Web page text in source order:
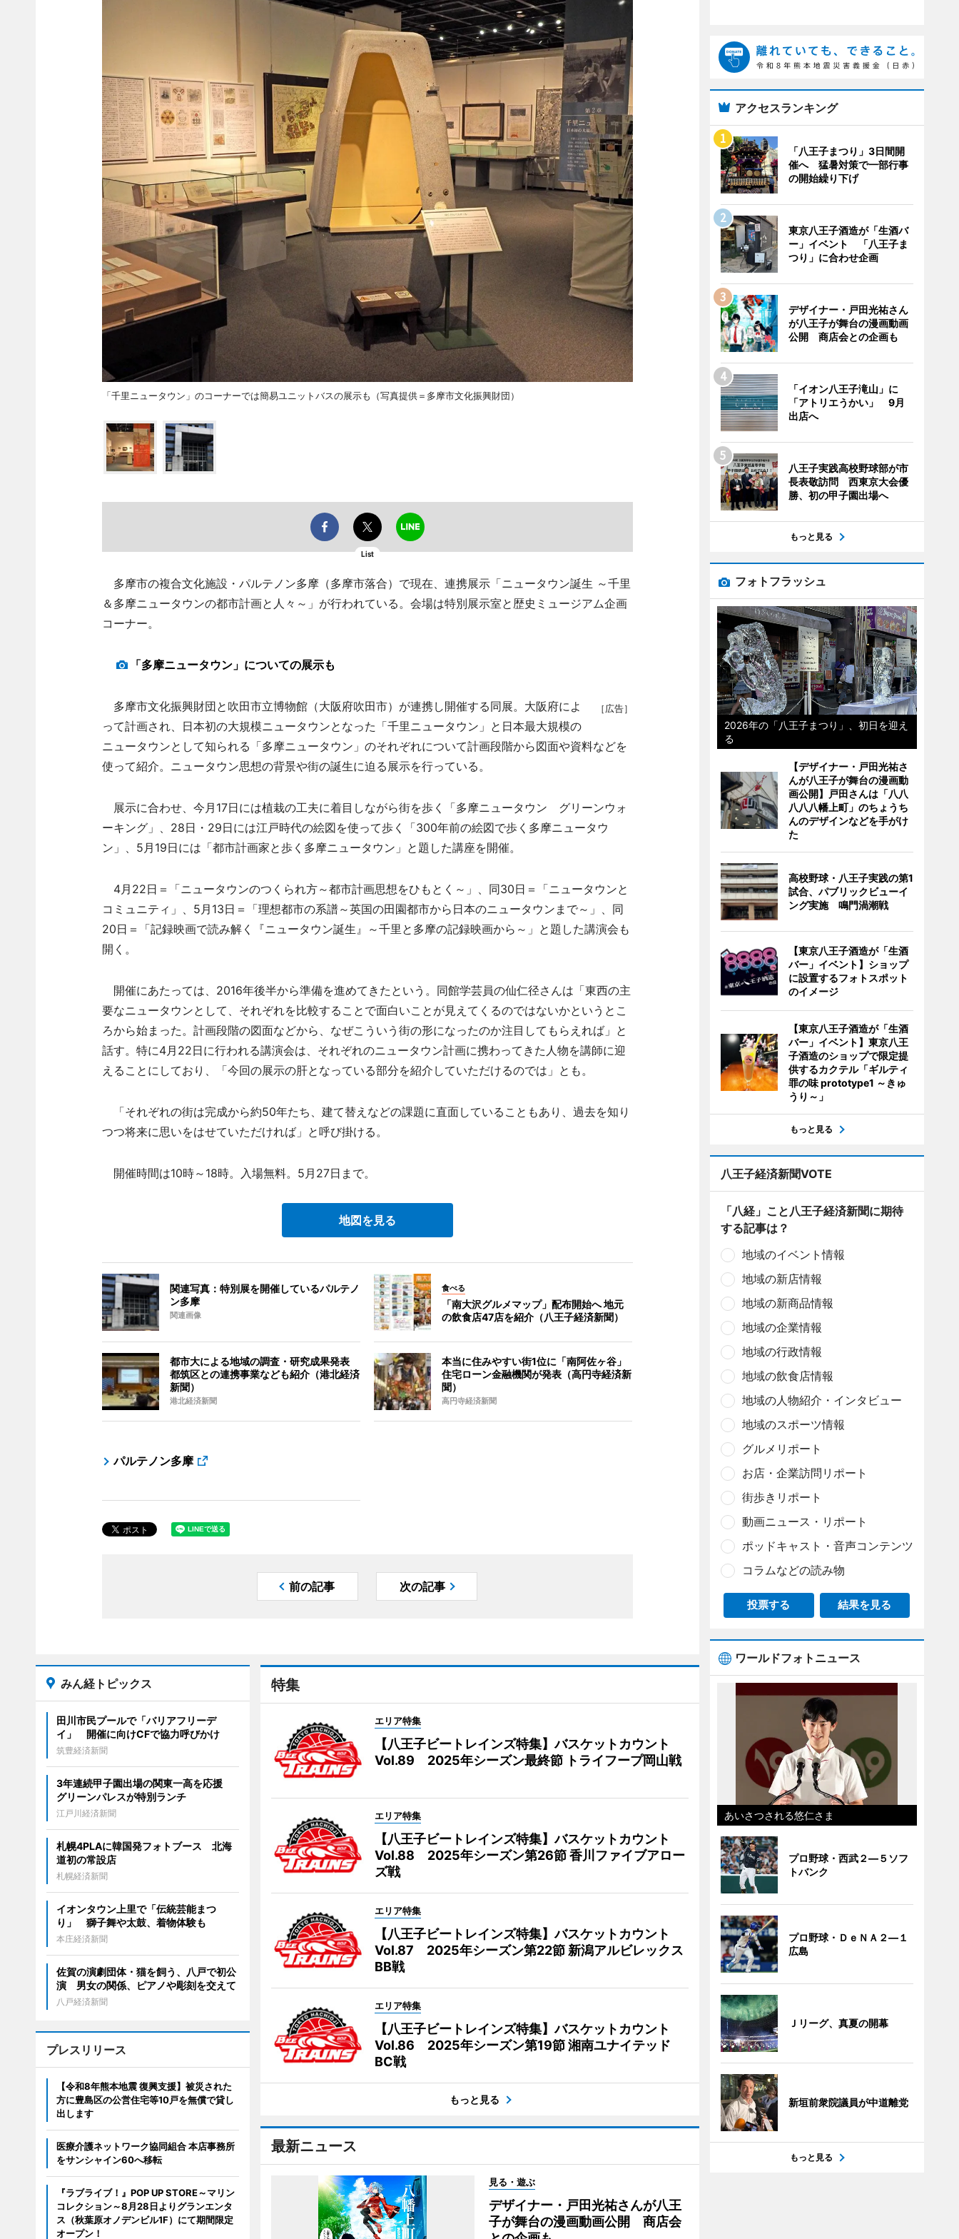
「千里ニュータウン」のコーナーでは簡易ユニットバスの展示も（写真提供＝多摩市文化振興財団）
List
多摩市の複合文化施設・パルテノン多摩（多摩市落合）で現在、連携展示「ニュータウン誕生 ～千里
＆多摩ニュータウンの都市計画と人々～」が行われている。会場は特別展示室と歴史ミュージアム企画
コーナー。
「多摩ニュータウン」についての展示も
［広告］
多摩市文化振興財団と吹田市立博物館（大阪府吹田市）が連携し開催する同展。大阪府によ
って計画され、日本初の大規模ニュータウンとなった「千里ニュータウン」と日本最大規模の
ニュータウンとして知られる「多摩ニュータウン」のそれぞれについて計画段階から図面や資料などを
使って紹介。ニュータウン思想の背景や街の誕生に迫る展示を行っている。
展示に合わせ、今月17日には植栽の工夫に着目しながら街を歩く「多摩ニュータウン グリーンウォ
ーキング」、28日・29日には江戸時代の絵図を使って歩く「300年前の絵図で歩く多摩ニュータウ
ン」、5月19日には「都市計画家と歩く多摩ニュータウン」と題した講座を開催。
4月22日＝「ニュータウンのつくられ方～都市計画思想をひもとく～」、同30日＝「ニュータウンと
コミュニティ」、5月13日＝「理想都市の系譜～英国の田園都市から日本のニュータウンまで～」、同
20日＝「記録映画で読み解く『ニュータウン誕生』～千里と多摩の記録映画から～」と題した講演会も
開く。
開催にあたっては、2016年後半から準備を進めてきたという。同館学芸員の仙仁径さんは「東西の主
要なニュータウンとして、それぞれを比較することで面白いことが見えてくるのではないかというとこ
ろから始まった。計画段階の図面などから、なぜこういう街の形になったのか注目してもらえれば」と
話す。特に4月22日に行われる講演会は、それぞれのニュータウン計画に携わってきた人物を講師に迎
えることにしており、「今回の展示の肝となっている部分を紹介していただけるのでは」とも。
「それぞれの街は完成から約50年たち、建て替えなどの課題に直面していることもあり、過去を知り
つつ将来に思いをはせていただければ」と呼び掛ける。
開催時間は10時～18時。入場無料。5月27日まで。
地図を見る
関連写真：特別展を開催しているパルテノ
ン多摩
関連画像
食べる
「南大沢グルメマップ」配布開始へ 地元
の飲食店47店を紹介（八王子経済新聞）
都市大による地域の調査・研究成果発表
都筑区との連携事業なども紹介（港北経済
新聞）
港北経済新聞
本当に住みやすい街1位に「南阿佐ヶ谷」
住宅ローン金融機関が発表（高円寺経済新
聞）
高円寺経済新聞
パルテノン多摩
前の記事 次の記事
特集
エリア特集
【八王子ビートレインズ特集】バスケットカウント
Vol.89 2025年シーズン最終節 トライフープ岡山戦
エリア特集
【八王子ビートレインズ特集】バスケットカウント
Vol.88 2025年シーズン第26節 香川ファイブアロー
ズ戦
エリア特集
【八王子ビートレインズ特集】バスケットカウント
Vol.87 2025年シーズン第22節 新潟アルビレックス
BB戦
エリア特集
【八王子ビートレインズ特集】バスケットカウント
Vol.86 2025年シーズン第19節 湘南ユナイテッド
BC戦
もっと見る
最新ニュース
見る・遊ぶ
デザイナー・戸田光祐さんが八王
子が舞台の漫画動画公開 商店会
みん経トピックス
田川市民プールで「バリアフリーデ
イ」 開催に向けCFで協力呼びかけ
筑豊経済新聞
3年連続甲子園出場の関東一高を応援
グリーンパレスが特別ランチ
江戸川経済新聞
札幌4PLAに韓国発フォトブース 北海
道初の常設店
札幌経済新聞
イオンタウン上里で「伝統芸能まつ
り」 獅子舞や太鼓、着物体験も
本庄経済新聞
佐賀の演劇団体・猫を飼う、八戸で初公
演 男女の関係、ピアノや彫刻を交えて
八戸経済新聞
プレスリリース
【令和8年熊本地震 復興支援】被災された
方に豊島区の公営住宅等10戸を無償で貸し
出します
医療介護ネットワーク協同組合 本店事務所
をサンシャイン60へ移転
『ラブライブ！』POP UP STORE～マリン
コレクション～8月28日よりグランエンタ
ス（秋葉原オノデンビル1F）にて期間限定
オープン！
アクセスランキング
「八王子まつり」3日間開
催へ 猛暑対策で一部行事
の開始繰り下げ
東京八王子酒造が「生酒バ
ー」イベント 「八王子ま
つり」に合わせ企画
デザイナー・戸田光祐さん
が八王子が舞台の漫画動画
公開 商店会との企画も
「イオン八王子滝山」に
「アトリエうかい」 9月
出店へ
八王子実践高校野球部が市
長表敬訪問 西東京大会優
勝、初の甲子園出場へ
もっと見る
フォトフラッシュ
2026年の「八王子まつり」、初日を迎え
る
【デザイナー・戸田光祐さ
んが八王子が舞台の漫画動
画公開】戸田さんは「八八
八八八幡上町」のちょうち
んのデザインなどを手がけ
た
高校野球・八王子実践の第1
試合、パブリックビューイ
ング実施 鳴門渦潮戦
【東京八王子酒造が「生酒
バー」イベント】ショップ
に設置するフォトスポット
のイメージ
【東京八王子酒造が「生酒
バー」イベント】東京八王
子酒造のショップで限定提
供するカクテル「ギルティ
罪の味 prototype1 ～きゅ
うり～」
もっと見る
八王子経済新聞VOTE
「八経」こと八王子経済新聞に期待
する記事は？
地域のイベント情報
地域の新店情報
地域の新商品情報
地域の企業情報
地域の行政情報
地域の飲食店情報
地域の人物紹介・インタビュー
地域のスポーツ情報
グルメリポート
お店・企業訪問リポート
街歩きリポート
動画ニュース・リポート
ポッドキャスト・音声コンテンツ
コラムなどの読み物
投票する 結果を見る
ワールドフォトニュース
あいさつされる悠仁さま
プロ野球・西武２―５ソフ
トバンク
プロ野球・ＤｅＮＡ２―１
広島
Ｊリーグ、真夏の開幕
新垣前衆院議員が中道離党
もっと見る